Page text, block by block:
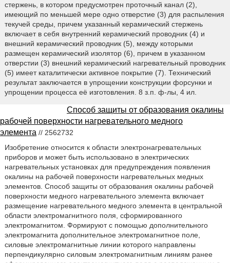
стержень, в котором предусмотрен проточный канал (2),
имеющий по меньшей мере одно отверстие (3) для распыления
текучей среды, причем указанный керамический стержень
включает в себя внутренний керамический проводник (4) и
внешний керамический проводник (5), между которыми
размещен керамический изолятор (6), причем в указанном
отверстии (3) внешний керамический нагревательный проводник
(5) имеет каталитически активное покрытие (7). Технический
результат заключается в упрощении конструкции форсунки и
упрощении процесса её изготовления. 8 з.п. ф-лы, 4 ил.
Способ защиты от образования окалины
рабочей поверхности нагревательного медного
элемента // 2562732
Изобретение относится к области электронагревательных
приборов и может быть использовано в электрических
нагревательных установках для предупреждения появления
окалины на рабочей поверхности нагревательных медных
элементов. Способ защиты от образования окалины рабочей
поверхности медного нагревательного элемента включает
размещение нагревательного медного элемента в центральной
области электромагнитного поля, сформированного
электромагнитом. Формируют с помощью дополнительного
электромагнита дополнительное электромагнитное поле,
силовые электромагнитные линии которого направлены
перпендикулярно силовым электромагнитным линиям ранее